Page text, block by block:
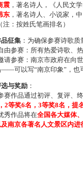
震 ，著名诗人，《人民文
东 ，著名诗人、小说家，
按姓氏笔画排名）
品征集 ：为确保参赛诗歌
由参赛：所有热爱诗歌、
请参赛：南京市政府在向
可以写“南京印象”，也
与奖励 ：
赛作品通过初评、复评、
2等奖6名，3等奖8名，提
秀作品将在全国各大媒体
南京各著名人文景区内进